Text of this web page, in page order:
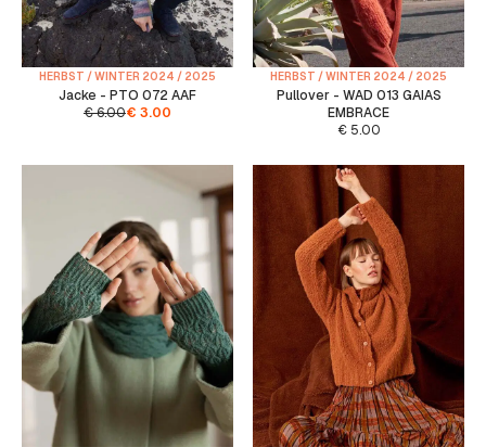
HERBST / WINTER 2024 / 2025
Jacke - PTO 072 AAF
€6.00€ 3.00
HERBST / WINTER 2024 / 2025
Pullover - WAD 013 GAIAS
EMBRACE
€5.00